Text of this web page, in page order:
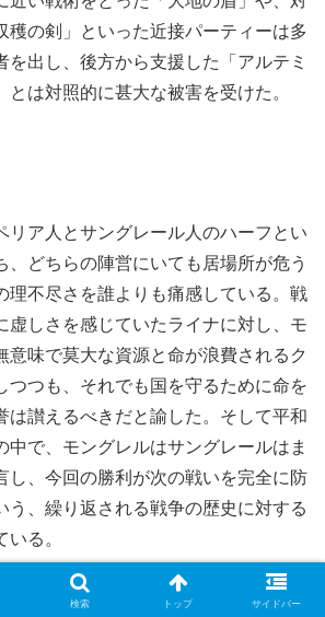
穫の剣」といった近接パーティーは多
を出し、後方から支援した「アルテミ
とは対照的に甚大な被害を受けた。
リア人とサングレール人のハーフとい
、どちらの陣営にいても居場所が危う
理不尽さを誰よりも痛感している。戦
虚しさを感じていたライナに対し、モ
意味で莫大な資源と命が浪費されるク
つつも、それでも国を守るために命を
は讃えるべきだと諭した。そして平和
中で、モングレルはサングレールはま
し、今回の勝利が次の戦いを完全に防
う、繰り返される戦争の歴史に対する
る。
任務 検索 トップ サイドバー